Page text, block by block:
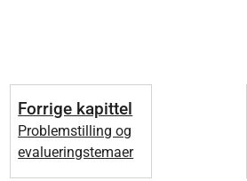
Forrige kapittel
Problemstilling og
evalueringstemaer